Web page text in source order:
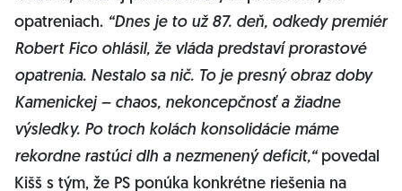
opatreniach. “Dnes je to už 87. deň, odkedy premiér
Robert Fico ohlásil, že vláda predstaví prorastové
opatrenia. Nestalo sa nič. To je presný obraz doby
Kamenickej – chaos, nekoncepčnosť a žiadne
výsledky. Po troch kolách konsolidácie máme
rekordne rastúci dlh a nezmenený deficit,“povedal
Kišš s tým, že PS ponúka konkrétne riešenia na